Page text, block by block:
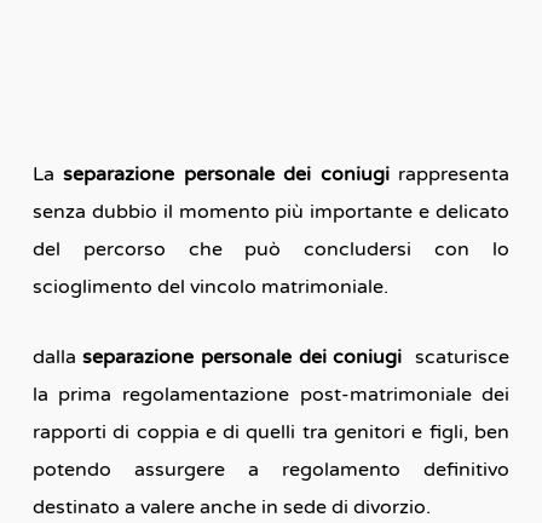
Laseparazione personale dei coniugirappresenta
senza dubbio il momento più importante e delicato
del percorso che può concludersi con lo
scioglimento del vincolo matrimoniale.
dallaseparazione personale dei coniugi scaturisce
la prima regolamentazione post-matrimoniale dei
rapporti di coppia e di quelli tra genitori e figli, ben
potendo assurgere a regolamento definitivo
destinato a valere anche in sede di divorzio.